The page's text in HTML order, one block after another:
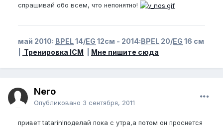
спрашивай обо всем, что непонятно!
май 2010: BPEL14/EG 12см - 2014:BPEL 20/EG 16 см
Тренировка ICM Мне пишите сюда
Nero
Опубликовано 3 сентября, 2011
привет tatarin!поделай пока с утра,а потом он проснется